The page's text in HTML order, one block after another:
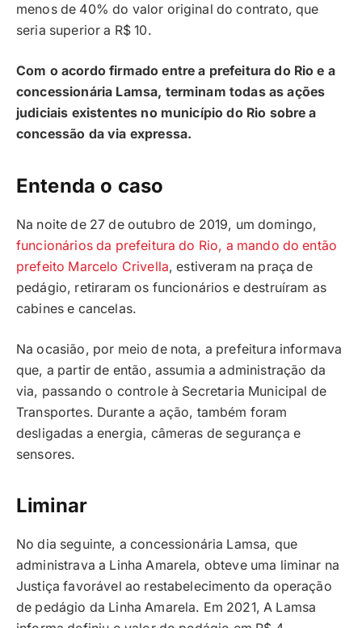
menos de 40% do valor original do contrato, que
seria superior a R$ 10.
Com o acordo firmado entre a prefeitura do Rio e a
concessionária Lamsa, terminam todas as ações
judiciais existentes no município do Rio sobre a
concessão da via expressa.
Entenda o caso
Na noite de 27 de outubro de 2019, um domingo,
funcionários da prefeitura do Rio, a mando do então
prefeito Marcelo Crivella, estiveram na praça de
pedágio, retiraram os funcionários e destruíram as
cabines e cancelas.
Na ocasião, por meio de nota, a prefeitura informava
que, a partir de então, assumia a administração da
via, passando o controle à Secretaria Municipal de
Transportes. Durante a ação, também foram
desligadas a energia, câmeras de segurança e
sensores.
Liminar
No dia seguinte, a concessionária Lamsa, que
administrava a Linha Amarela, obteve uma liminar na
Justiça favorável ao restabelecimento da operação
de pedágio da Linha Amarela. Em 2021, A Lamsa